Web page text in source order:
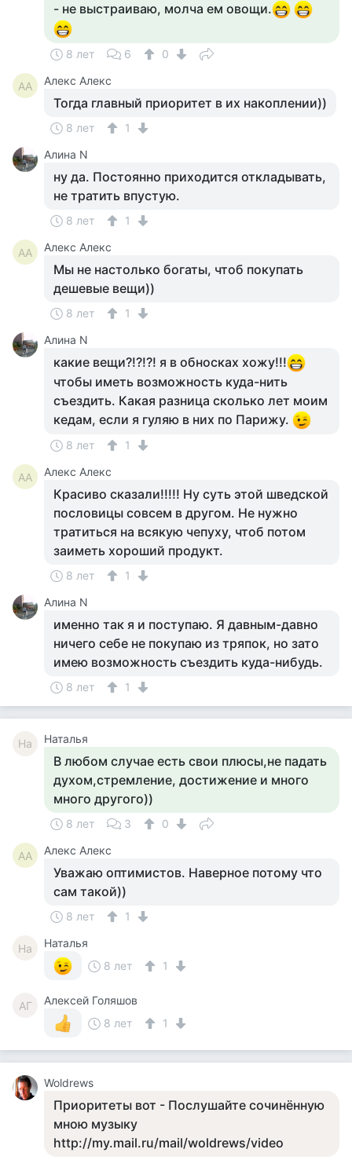
- не выстраиваю, молча ем овощи.
8 лет 6 0
АА Алекс Алекс
Тогда главный приоритет в их накоплении))
8 лет
1
Алина N
ну да. Постоянно приходится откладывать,
не тратить впустую.
8 лет 1
АА Алекс Алекс
Мы не настолько богаты, чтоб покупать
дешевые вещи))
8 лет
1
Алина N
какие вещи?!?!?! я в обносках хожу!!!
чтобы иметь возможность куда-нить
съездить. Какая разница сколько лет моим
кедам, если я гуляю в них по Парижу.
8 лет 1
АА Алекс Алекс
Красиво сказали!!!!! Ну суть этой шведской
пословицы совсем в другом. Не нужно
тратиться на всякую чепуху, чтоб потом
заиметь хороший продукт.
8 лет
1
Алина N
именно так я и поступаю. Я давным-давно
ничего себе не покупаю из тряпок, но зато
имею возможность съездить куда-нибудь.
8 лет 1
На Наталья
В любом случае есть свои плюсы,не падать
духом,стремление, достижение и много
много другого))
8 лет 3 0
АА Алекс Алекс
Уважаю оптимистов. Наверное потому что
сам такой))
8 лет 1
На
Наталья
8 лет
1
АГ
Алексей Голяшов
8 лет
1
Woldrews
Приоритеты вот - Послушайте сочинённую
мною музыку
http://my.mail.ru/mail/woldrews/video